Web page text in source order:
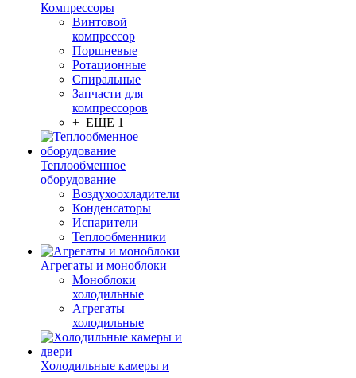
Компрессоры
Винтовой
компрессор
Поршневые
Ротационные
Спиральные
Запчасти для
компрессоров
+ ЕЩЕ 1
Теплообменное
оборудование
Воздухоохладители
Конденсаторы
Испарители
Теплообменники
Агрегаты и моноблоки
Моноблоки
холодильные
Агрегаты
холодильные
Холодильные камеры и